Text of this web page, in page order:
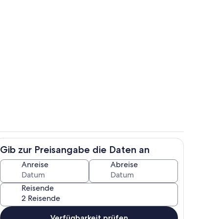
Wohnbereich
Gib zur Preisangabe die Daten an
Anreise Abreise
Reisende